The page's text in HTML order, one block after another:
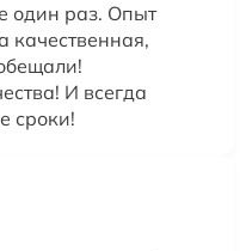
один раз. Опыт
качественная,
И всегда
сроки!